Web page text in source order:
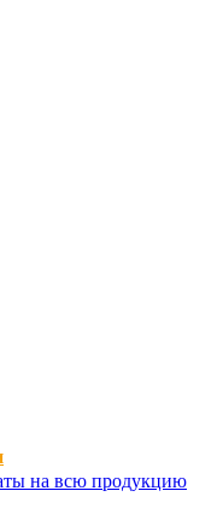
на всю продукцию